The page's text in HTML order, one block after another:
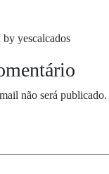
yescalcados
não será publicado.